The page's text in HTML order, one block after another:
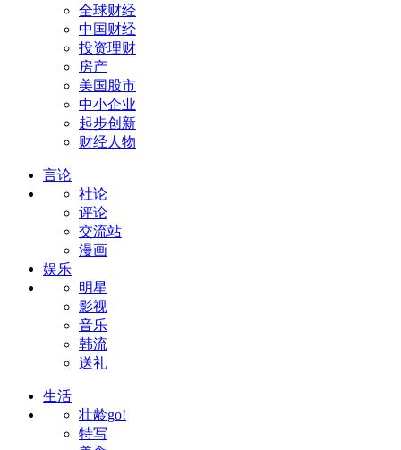
全球财经
中国财经
投资理财
房产
美国股市
中小企业
起步创新
财经人物
言论
社论
评论
交流站
漫画
娱乐
明星
影视
音乐
韩流
送礼
生活
壮龄go!
特写